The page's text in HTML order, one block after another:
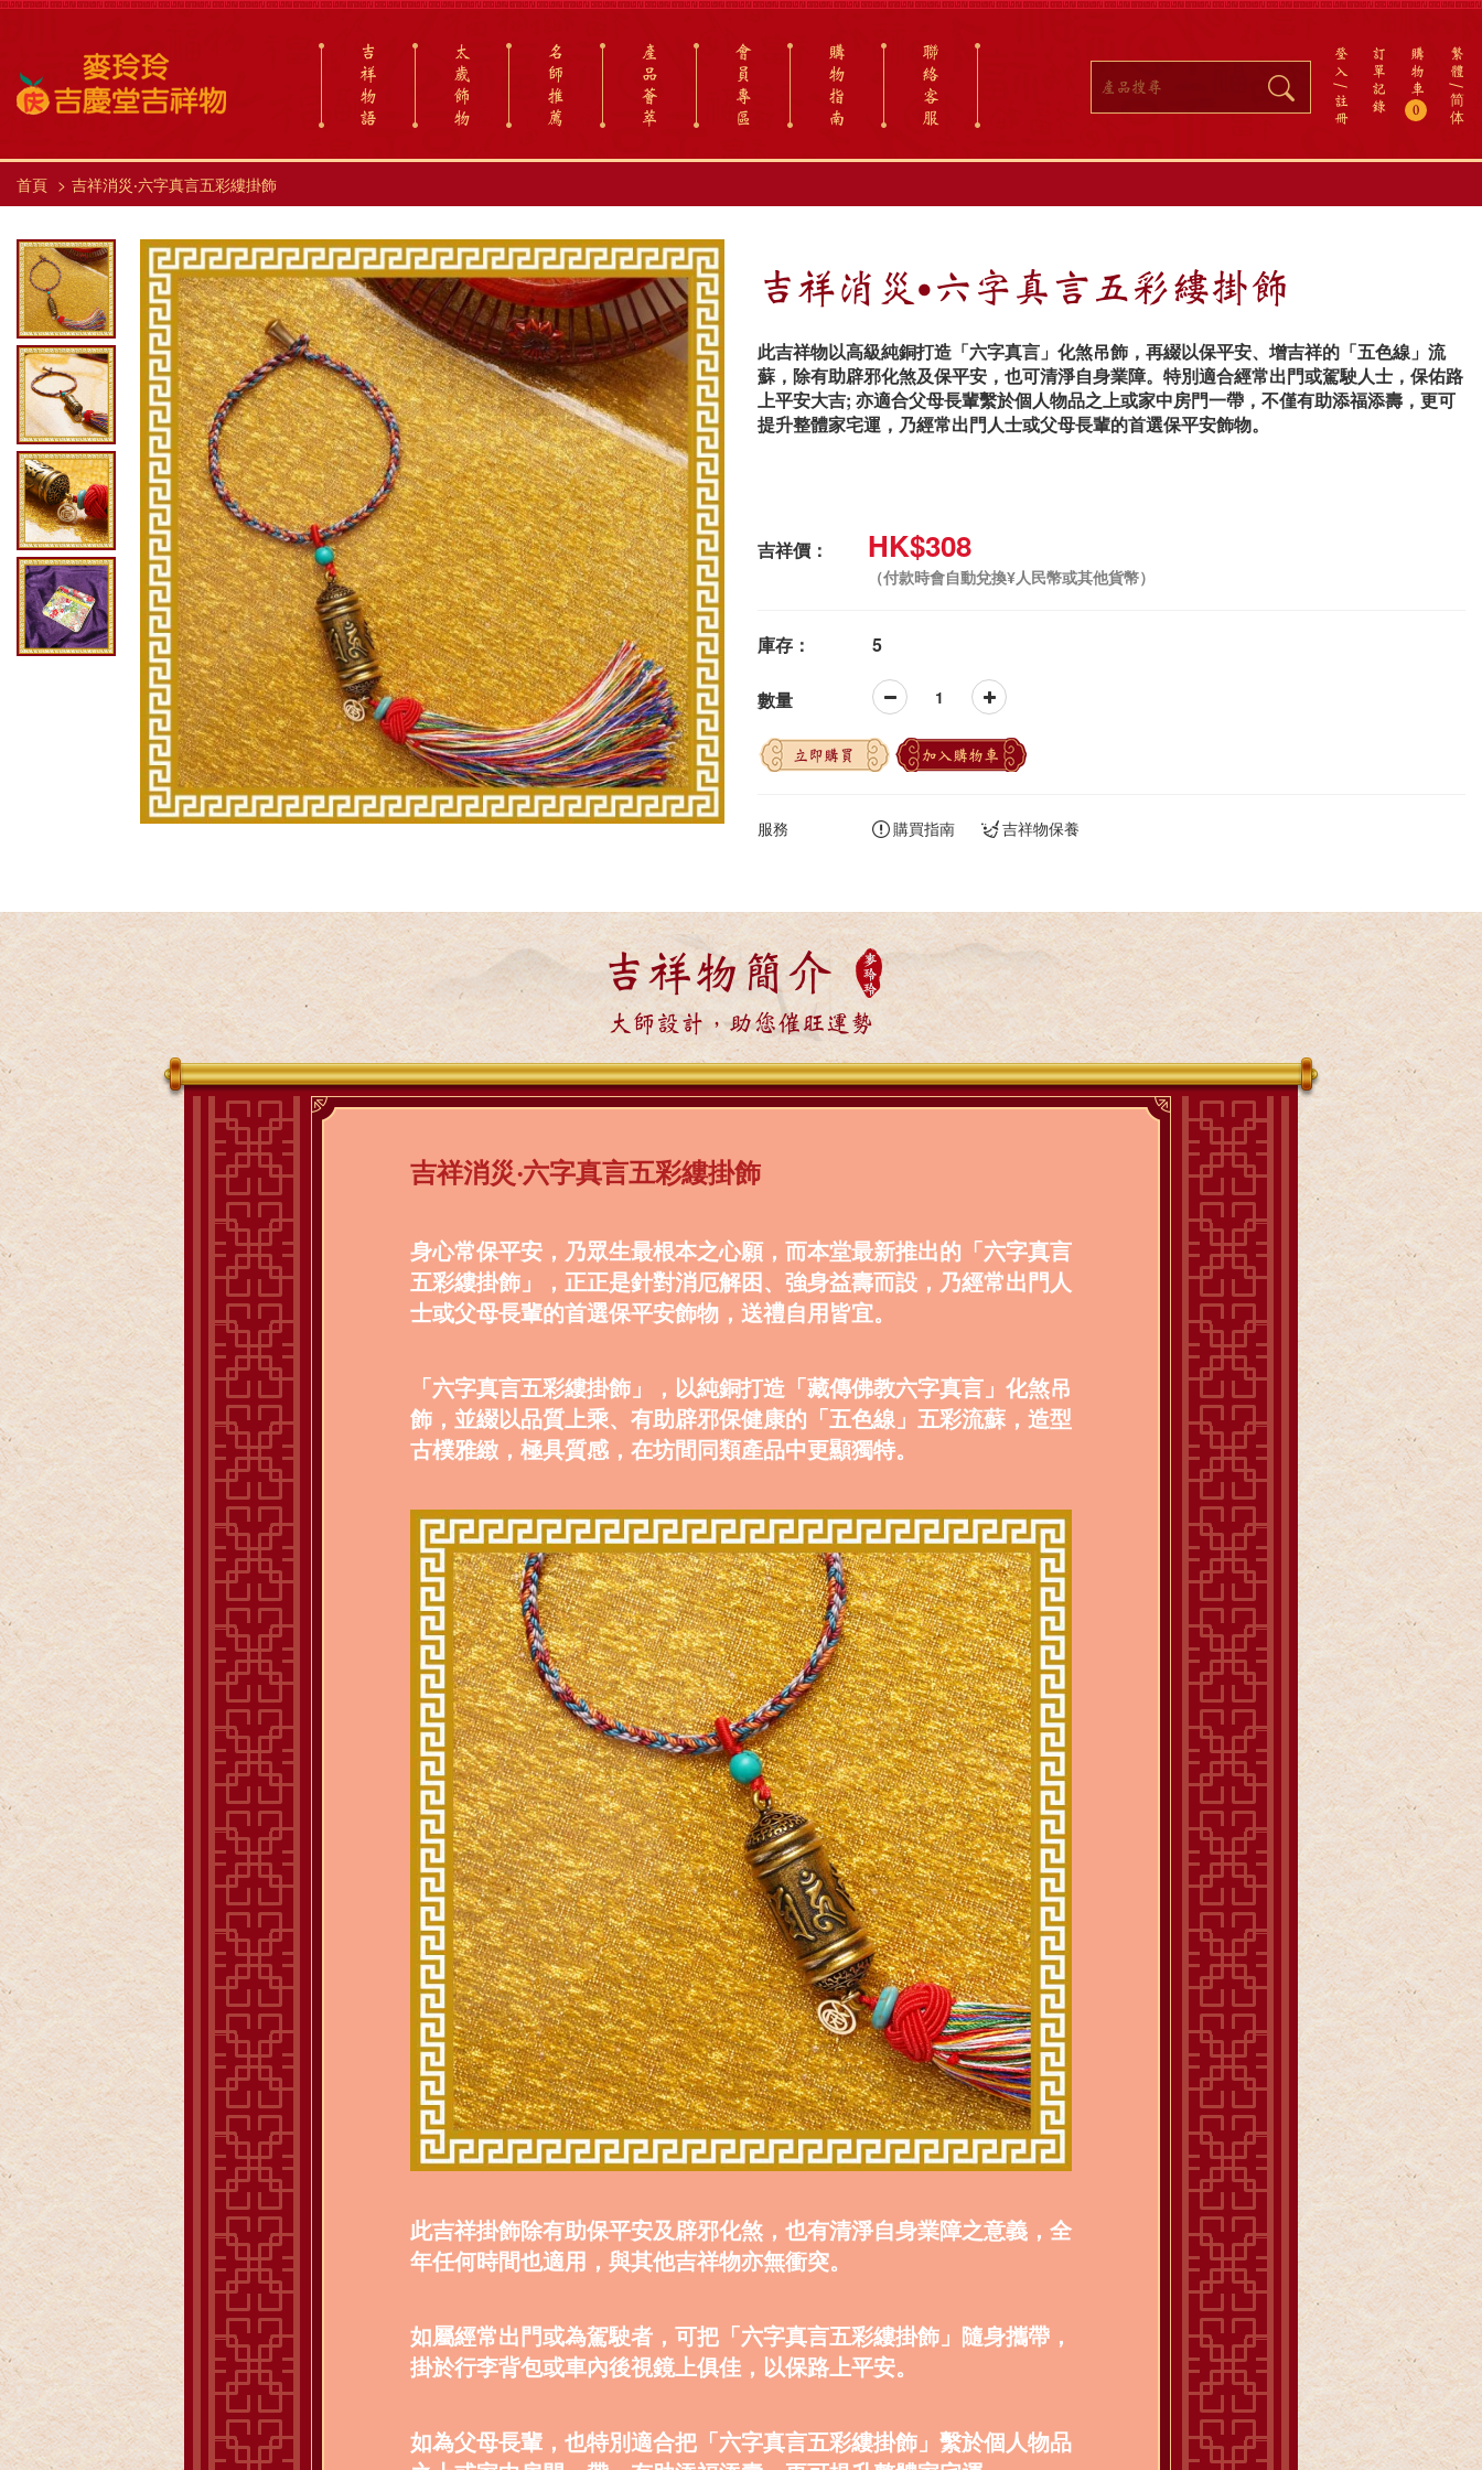
繁
體
简
体
購
物
車
0
訂
單
記
錄
登
入
註
冊
吉
祥
物
語
太
歲
飾
物
名
師
推
薦
產
品
薈
萃
會
員
專
區
購
物
指
南
聯
絡
客
服
首頁 吉祥消災‧六字真言五彩縷掛飾
吉祥消災‧六字真言五彩縷掛飾
此吉祥物以高級純銅打造「六字真言」化煞吊飾，再綴以保平安、增吉祥的「五色線」流
蘇，除有助辟邪化煞及保平安，也可清淨自身業障。特別適合經常出門或駕駛人士，保佑路
上平安大吉; 亦適合父母長輩繫於個人物品之上或家中房門一帶，不僅有助添福添壽，更可
提升整體家宅運，乃經常出門人士或父母長輩的首選保平安飾物。
吉祥價： HK$308
（付款時會自動兌換¥人民幣或其他貨幣）
庫存： 5
數量
立即購買 加入購物車
服務 購買指南 吉祥物保養
吉祥物簡介
大師設計，助您催旺運勢
吉祥消災‧六字真言五彩縷掛飾
身心常保平安，乃眾生最根本之心願，而本堂最新推出的「六字真言
五彩縷掛飾」，正正是針對消厄解困、強身益壽而設，乃經常出門人
士或父母長輩的首選保平安飾物，送禮自用皆宜。
「六字真言五彩縷掛飾」，以純銅打造「藏傳佛教六字真言」化煞吊
飾，並綴以品質上乘、有助辟邪保健康的「五色線」五彩流蘇，造型
古樸雅緻，極具質感，在坊間同類產品中更顯獨特。
此吉祥掛飾除有助保平安及辟邪化煞，也有清淨自身業障之意義，全
年任何時間也適用，與其他吉祥物亦無衝突。
如屬經常出門或為駕駛者，可把「六字真言五彩縷掛飾」隨身攜帶，
掛於行李背包或車內後視鏡上俱佳，以保路上平安。
如為父母長輩，也特別適合把「六字真言五彩縷掛飾」繫於個人物品